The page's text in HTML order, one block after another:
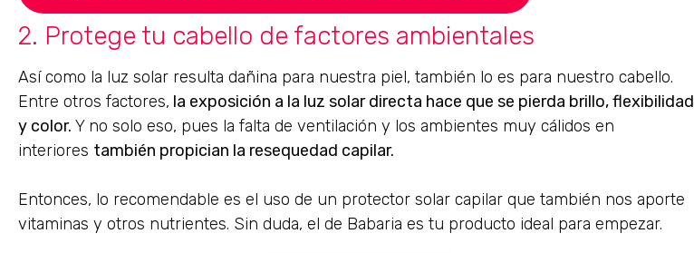
2. Protege tu cabello de factores ambientales
Así como la luz solar resulta dañina para nuestra piel, también lo es para nuestro cabello.
Entre otros factores, la exposición a la luz solar directa hace que se pierda brillo, flexibilidad
y color. Y no solo eso, pues la falta de ventilación y los ambientes muy cálidos en
interiores también propician la resequedad capilar.
Entonces, lo recomendable es el uso de un protector solar capilar que también nos aporte
vitaminas y otros nutrientes. Sin duda, el de Babaria es tu producto ideal para empezar.